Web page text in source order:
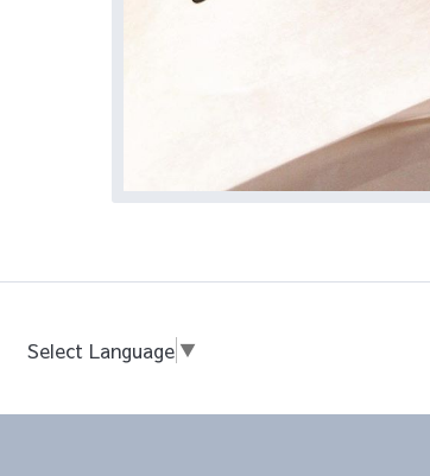
Select Language ▼